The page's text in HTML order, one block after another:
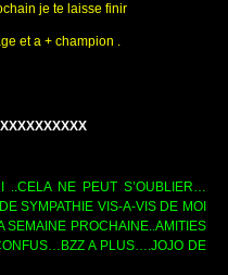
je te laisse finir
et a + champion .
..CELA NE PEUT S’OUBLIER…
SYMPATHIE VIS-A-VIS DE MOI
PROCHAINE..AMITIES
A PLUS….JOJO DE